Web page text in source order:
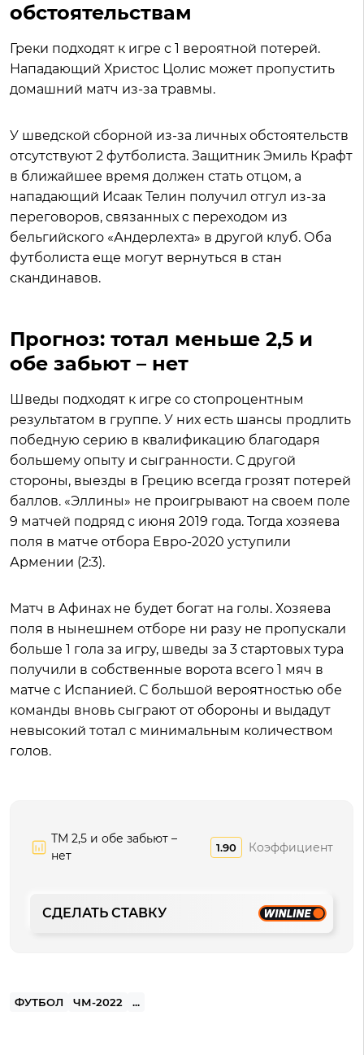
обстоятельствам
Греки подходят к игре с 1 вероятной потерей.
Нападающий Христос Цолис может пропустить
домашний матч из-за травмы.
У шведской сборной из-за личных обстоятельств
отсутствуют 2 футболиста. Защитник Эмиль Крафт
в ближайшее время должен стать отцом, а
нападающий Исаак Телин получил отгул из-за
переговоров, связанных с переходом из
бельгийского «Андерлехта» в другой клуб. Оба
футболиста еще могут вернуться в стан
скандинавов.
Прогноз: тотал меньше 2,5 и
обе забьют – нет
Шведы подходят к игре со стопроцентным
результатом в группе. У них есть шансы продлить
победную серию в квалификацию благодаря
большему опыту и сыгранности. С другой
стороны, выезды в Грецию всегда грозят потерей
баллов. «Эллины» не проигрывают на своем поле
9 матчей подряд с июня 2019 года. Тогда хозяева
поля в матче отбора Евро-2020 уступили
Армении (2:3).
Матч в Афинах не будет богат на голы. Хозяева
поля в нынешнем отборе ни разу не пропускали
больше 1 гола за игру, шведы за 3 стартовых тура
получили в собственные ворота всего 1 мяч в
матче с Испанией. С большой вероятностью обе
команды вновь сыграют от обороны и выдадут
невысокий тотал с минимальным количеством
голов.
ТМ 2,5 и обе забьют –
нет
1.90 Коэффициент
СДЕЛАТЬ СТАВКУ
ФУТБОЛ ЧМ-2022 ...